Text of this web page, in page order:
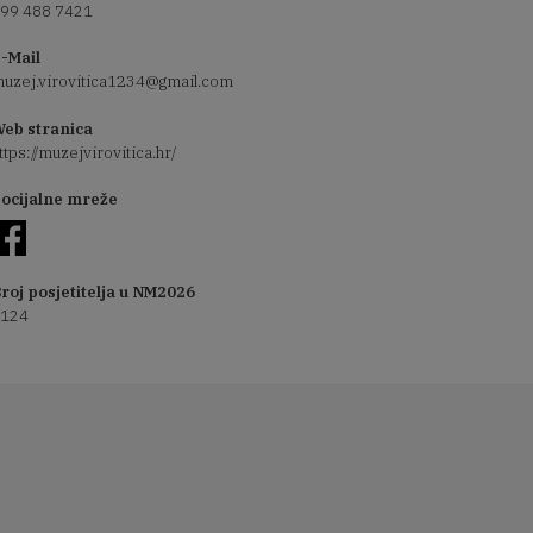
488 7421
Mail
stranica
muzejvirovitica.hr/
mreže
posjetitelja u NM2026